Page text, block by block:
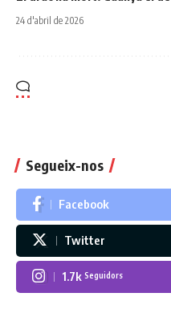
24 d'abril de 2026
Segueix-nos
Facebook
Twitter
1.7k Seguidors